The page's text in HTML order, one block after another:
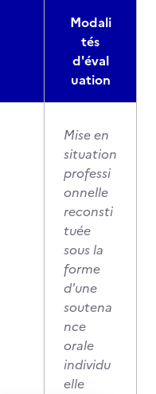
Modali
tés
d'éval
uation
Mise en
situation
professi
onnelle
reconsti
tuée
sous la
forme
d'une
soutena
nce
orale
individu
elle